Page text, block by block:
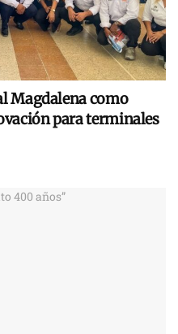
Magdalena como
para terminales